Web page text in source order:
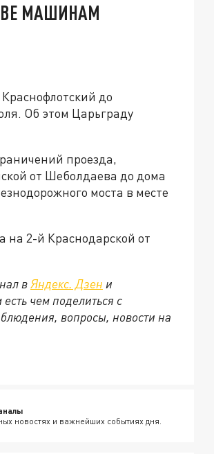
МАШИНАМ
до
Об этом Царьграду
проезда,
от Шеболдаева до дома
моста в месте
на 2-й Краснодарской от
вЯндекс. Дзен и
чем поделиться с
вопросы, новости на
новостях и важнейших событиях дня.